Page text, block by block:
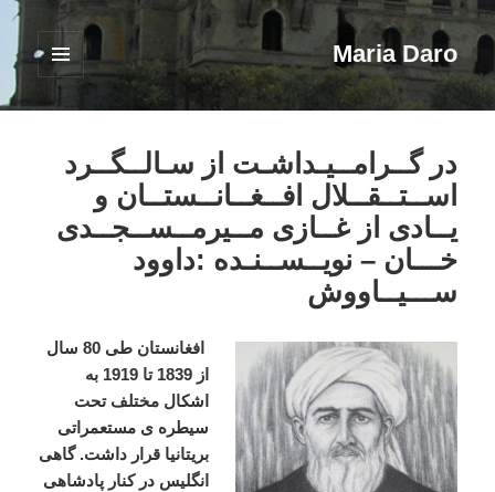
Maria Daro
فهرست
ابزارک‌ها
در گــرامــیـداشـت از سـالــگــرد
اســتــقــلال افــغــانــستــان و
یــادی از غــازی مــیرمــســجــدی
خـــان – نویــســنـده :داوود
ســـیــاووش
افغانستان طی 80 سال
از 1839 تا 1919 به
اشکال مختلف تحت
سیطره ی مستعمراتی
بریتانیا قرار داشت. گاهی
انگلیس در کنار پادشاهی